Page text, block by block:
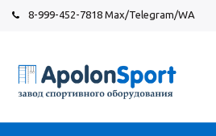
8-999-452-7818 Max/Telegram/WA